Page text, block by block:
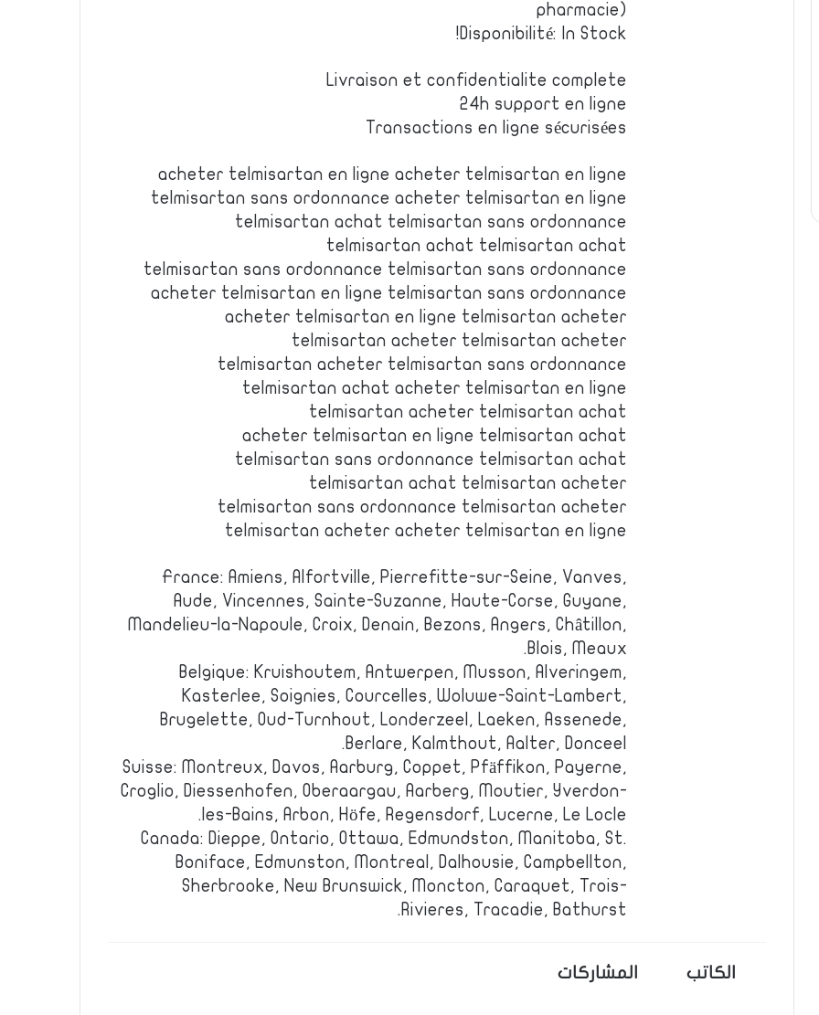
pharmacie)
Disponibilité: In Stock!
Livraison et confidentialite complete
24h support en ligne
Transactions en ligne sécurisées
acheter telmisartan en ligne acheter telmisartan en ligne
telmisartan sans ordonnance acheter telmisartan en ligne
telmisartan achat telmisartan sans ordonnance
telmisartan achat telmisartan achat
telmisartan sans ordonnance telmisartan sans ordonnance
acheter telmisartan en ligne telmisartan sans ordonnance
acheter telmisartan en ligne telmisartan acheter
telmisartan acheter telmisartan acheter
telmisartan acheter telmisartan sans ordonnance
telmisartan achat acheter telmisartan en ligne
telmisartan acheter telmisartan achat
acheter telmisartan en ligne telmisartan achat
telmisartan sans ordonnance telmisartan achat
telmisartan achat telmisartan acheter
telmisartan sans ordonnance telmisartan acheter
telmisartan acheter acheter telmisartan en ligne
France: Amiens, Alfortville, Pierrefitte-sur-Seine, Vanves,
Aude, Vincennes, Sainte-Suzanne, Haute-Corse, Guyane,
Mandelieu-la-Napoule, Croix, Denain, Bezons, Angers, Châtillon,
Blois, Meaux.
Belgique: Kruishoutem, Antwerpen, Musson, Alveringem,
Kasterlee, Soignies, Courcelles, Woluwe-Saint-Lambert,
Brugelette, Oud-Turnhout, Londerzeel, Laeken, Assenede,
Berlare, Kalmthout, Aalter, Donceel.
Suisse: Montreux, Davos, Aarburg, Coppet, Pfäffikon, Payerne,
Croglio, Diessenhofen, Oberaargau, Aarberg, Moutier, Yverdon-
les-Bains, Arbon, Höfe, Regensdorf, Lucerne, Le Locle.
Canada: Dieppe, Ontario, Ottawa, Edmundston, Manitoba, St.
Boniface, Edmunston, Montreal, Dalhousie, Campbellton,
Sherbrooke, New Brunswick, Moncton, Caraquet, Trois-
Rivieres, Tracadie, Bathurst.
الكاتب المشاركات